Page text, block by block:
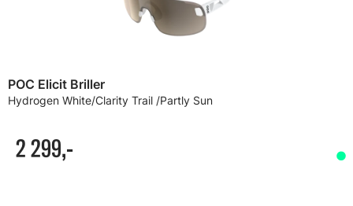
POC Elicit Briller
Hydrogen White/Clarity Trail /Partly Sun
2 299,-